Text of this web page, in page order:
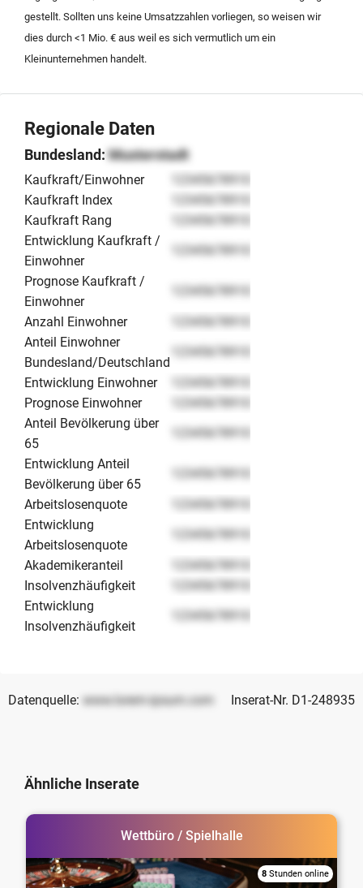
gestellt. Sollten uns keine Umsatzzahlen vorliegen, so weisen wir
dies durch <1 Mio. € aus weil es sich vermutlich um ein
Kleinunternehmen handelt.
Regionale Daten
Bundesland:Musterstadt
Kaufkraft/Einwohner
12345678910
Kaufkraft Index
12345678910
Kaufkraft Rang
12345678910
Entwicklung Kaufkraft /
Einwohner
12345678910
Prognose Kaufkraft /
Einwohner
12345678910
Anzahl Einwohner
12345678910
Anteil Einwohner
Bundesland/Deutschland
12345678910
Entwicklung Einwohner
12345678910
Prognose Einwohner
12345678910
Anteil Bevölkerung über
65
12345678910
Entwicklung Anteil
Bevölkerung über 65
12345678910
Arbeitslosenquote
12345678910
Entwicklung
Arbeitslosenquote
12345678910
Akademikeranteil
12345678910
Insolvenzhäufigkeit
12345678910
Entwicklung
Insolvenzhäufigkeit
12345678910
Datenquelle: www.lorem-ipsum.com Inserat-Nr. D1-248935
Ähnliche Inserate
Wettbüro / Spielhalle
8 Stunden online